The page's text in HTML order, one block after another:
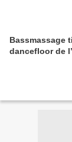
Bassmassage
dancefloor de